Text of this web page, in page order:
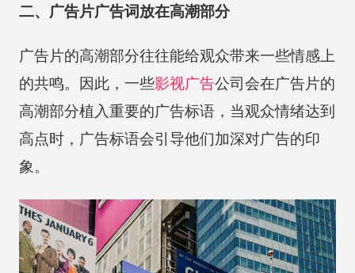
二、广告片广告词放在高潮部分
广告片的高潮部分往往能给观众带来一些情感上
的共鸣。因此，一些影视广告公司会在广告片的
高潮部分植入重要的广告标语，当观众情绪达到
高点时，广告标语会引导他们加深对广告的印
象。